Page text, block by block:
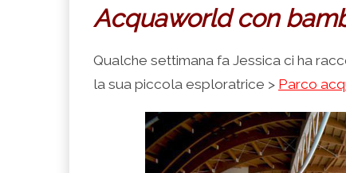
Acquaworld con
Qualche settimana fa Jessica ci ha
la sua piccola esploratrice > Parco